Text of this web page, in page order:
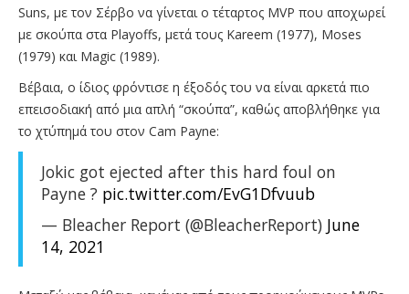
Suns, με τον Σέρβο να γίνεται ο τέταρτος MVP που αποχωρεί
με σκούπα στα Playoffs, μετά τους Kareem (1977), Moses
(1979) και Magic (1989).
Βέβαια, ο ίδιος φρόντισε η έξοδός του να είναι αρκετά πιο
επεισοδιακή από μια απλή “σκούπα”, καθώς αποβλήθηκε για
το χτύπημά του στον Cam Payne:
Jokic got ejected after this hard foul on
Payne ? pic.twitter.com/EvG1Dfvuub
— Bleacher Report (@BleacherReport) June
14, 2021